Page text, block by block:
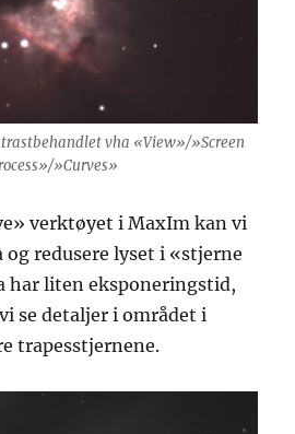
vha «View»/»Screen
»Curves»
verktøyet i MaxIm kan vi
redusere lyset i «stjerne
har liten eksponeringstid,
se detaljer i området i
trapesstjernene.